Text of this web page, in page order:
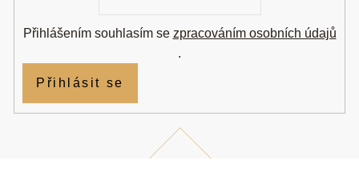
Přihlášením souhlasím se zpracováním osobních údajů
.
Přihlásit se